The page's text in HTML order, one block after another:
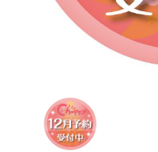
景品・玩具・文具
販促用カプセルトイ